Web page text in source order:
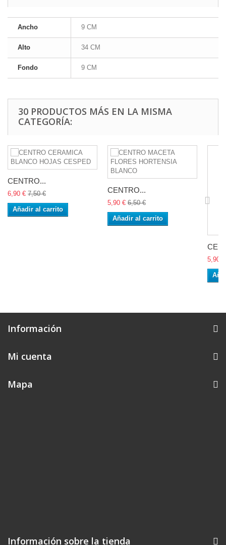
Ancho 9 CM
Alto 34 CM
Fondo 9 CM
30 PRODUCTOS MÁS EN LA MISMA
CATEGORÍA:
CENTRO...
6,90 € 7,50 €
Añadir al carrito
CENTRO...
5,90 € 6,50 €
Añadir al carrito
5,90 €
Información
Mi cuenta
Mapa
Información sobre la tienda